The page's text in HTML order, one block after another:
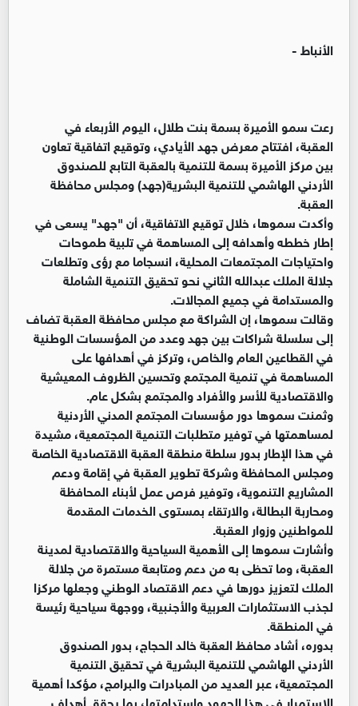
الأنباط -
رعت سمو الأميرة بسمة بنت طلال، اليوم الأربعاء في
العقبة، افتتاح معرض جهد الأيادي، وتوقيع اتفاقية تعاون
بين مركز الأميرة بسمة للتنمية بالعقبة التابع للصندوق
الأردني الهاشمي للتنمية البشرية(جهد) ومجلس محافظة
العقبة.
وأكدت سموها، خلال توقيع الاتفاقية، أن "جهد" يسعى في
إطار خططه وأهدافه إلى المساهمة في تلبية طموحات
واحتياجات المجتمعات المحلية، انسجاما مع رؤى وتطلعات
جلالة الملك عبدالله الثاني نحو تحقيق التنمية الشاملة
والمستدامة في جميع المجالات.
وقالت سموها، إن الشراكة مع مجلس محافظة العقبة تضاف
إلى سلسلة شراكات بين جهد وعدد من المؤسسات الوطنية
في القطاعين العام والخاص، وتركز في أهدافها على
المساهمة في تنمية المجتمع وتحسين الظروف المعيشية
والاقتصادية للأسر والأفراد والمجتمع بشكل عام.
وثمنت سموها دور مؤسسات المجتمع المدني الأردنية
لمساهمتها في توفير متطلبات التنمية المجتمعية، مشيدة
في هذا الإطار بدور سلطة منطقة العقبة الاقتصادية الخاصة
ومجلس المحافظة وشركة تطوير العقبة في إقامة ودعم
المشاريع التنموية، وتوفير فرص عمل لأبناء المحافظة
ومحاربة البطالة، والارتقاء بمستوى الخدمات المقدمة
للمواطنين وزوار العقبة.
وأشارت سموها إلى الأهمية السياحية والاقتصادية لمدينة
العقبة، وما تحظى به من دعم ومتابعة مستمرة من جلالة
الملك لتعزيز دورها في دعم الاقتصاد الوطني وجعلها مركزا
لجذب الاستثمارات العربية والأجنبية، ووجهة سياحية رئيسة
في المنطقة.
بدوره، أشاد محافظ العقبة خالد الحجاج، بدور الصندوق
الأردني الهاشمي للتنمية البشرية في تحقيق التنمية
المجتمعية، عبر العديد من المبادرات والبرامج، مؤكدا أهمية
الاستمرار في هذا الجهود واستدامتها، بما يحقق أهداف